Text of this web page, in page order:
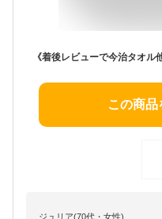
この商品
ジュリア(70代・女性)